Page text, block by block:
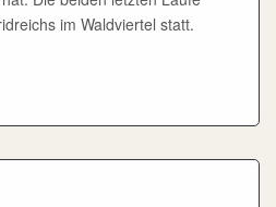
im Waldviertel statt.